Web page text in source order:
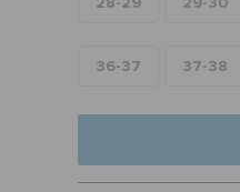
36-37 37-38